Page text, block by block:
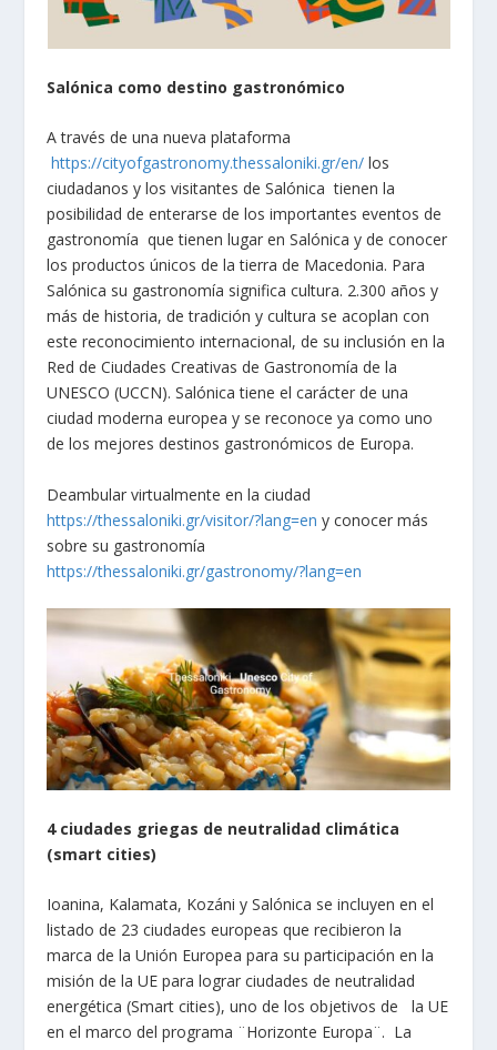
Salónica como destino gastronómico
A través de una nueva plataforma
https://cityofgastronomy.thessaloniki.gr/en/ los
ciudadanos y los visitantes de Salónica tienen la
posibilidad de enterarse de los importantes eventos de
gastronomía que tienen lugar en Salónica y de conocer
los productos únicos de la tierra de Macedonia. Para
Salónica su gastronomía significa cultura. 2.300 años y
más de historia, de tradición y cultura se acoplan con
este reconocimiento internacional, de su inclusión en la
Red de Ciudades Creativas de Gastronomía de la
UNESCO (UCCN). Salónica tiene el carácter de una
ciudad moderna europea y se reconoce ya como uno
de los mejores destinos gastronómicos de Europa.
Deambular virtualmente en la ciudad
https://thessaloniki.gr/visitor/?lang=en y conocer más
sobre su gastronomía
https://thessaloniki.gr/gastronomy/?lang=en
4 ciudades griegas de neutralidad climática
(smart cities)
Ioanina, Kalamata, Kozáni y Salónica se incluyen en el
listado de 23 ciudades europeas que recibieron la
marca de la Unión Europea para su participación en la
misión de la UE para lograr ciudades de neutralidad
energética (Smart cities), uno de los objetivos de la UE
en el marco del programa ¨Horizonte Europa¨. La